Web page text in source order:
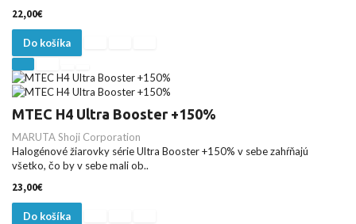
22,00€
Do košíka
MTEC H4 Ultra Booster +150%
MARUTA Shoji Corporation
Halogénové žiarovky série Ultra Booster +150% v sebe zahŕňajú
všetko, čo by v sebe mali ob..
23,00€
Do košíka